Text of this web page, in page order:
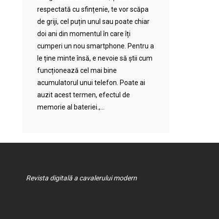
respectată cu sfințenie, te vor scăpa
de griji, cel puțin unul sau poate chiar
doi ani din momentul în care îți
cumperi un nou smartphone. Pentru a
le ține minte însă, e nevoie să știi cum
funcționează cel mai bine
acumulatorul unui telefon. Poate ai
auzit acest termen, efectul de
memorie al bateriei.,...
Revista digitală a cavalerului modern